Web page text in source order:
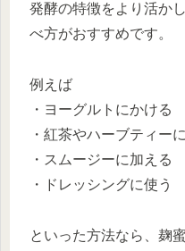
発酵の特徴をより活か
べ方がおすすめです。
例えば
・ヨーグルトにかける
・紅茶やハーブティー
・スムージーに加える
・ドレッシングに使う
といった方法なら、麹